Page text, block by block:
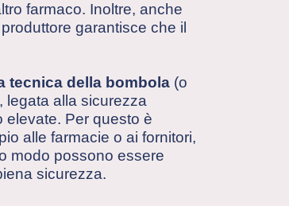
farmaco. Inoltre, anche
garantisce che il
tecnica della bombola (o
legata alla sicurezza
elevate. Per questo è
alle farmacie o ai fornitori,
modo possono essere
sicurezza.